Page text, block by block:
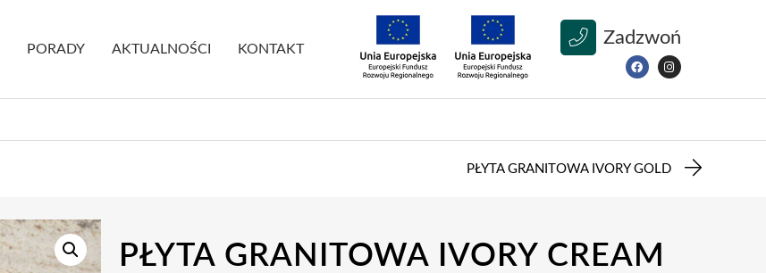
PORADY AKTUALNOŚCI KONTAKT
Zadzwoń
PŁYTA GRANITOWA IVORY GOLD
PŁYTA GRANITOWA IVORY CREAM